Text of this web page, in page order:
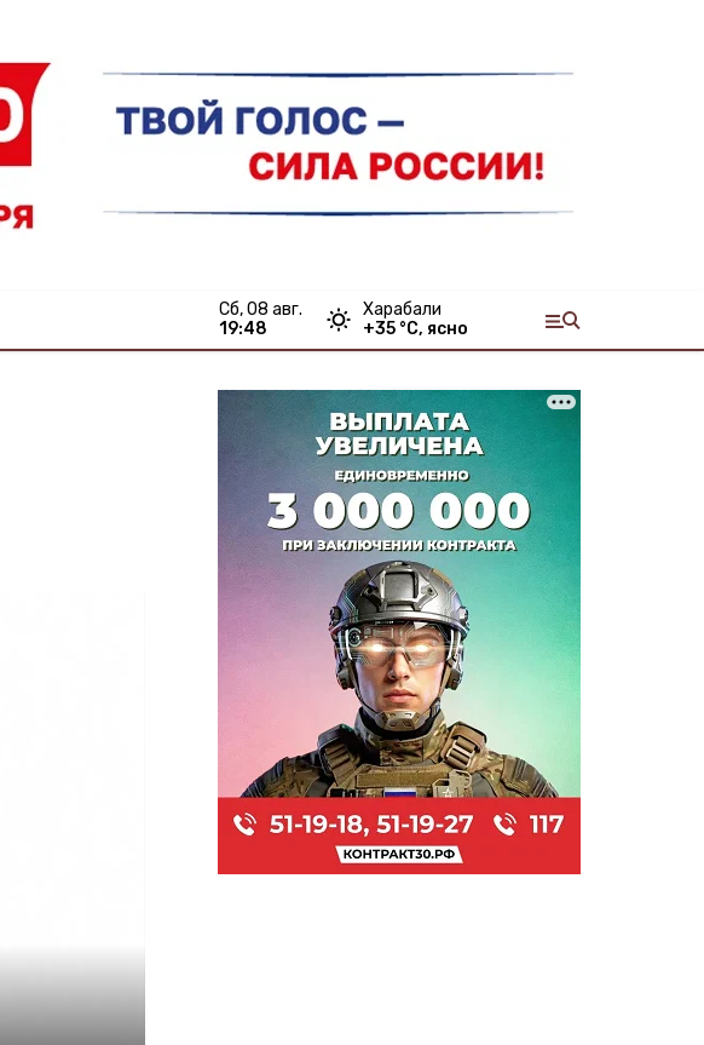
сб, 08 авг.
19:48
Харабали
+35 °С, ясно